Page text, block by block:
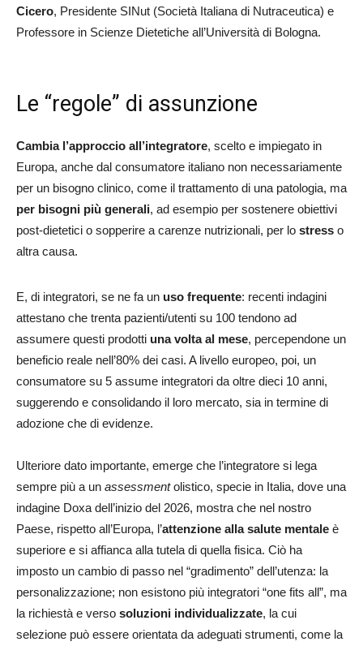
Cicero, Presidente SINut (Società Italiana di Nutraceutica) e
Professore in Scienze Dietetiche all’Università di Bologna.
Le “regole” di assunzione
Cambia l’approccio all’integratore, scelto e impiegato in
Europa, anche dal consumatore italiano non necessariamente
per un bisogno clinico, come il trattamento di una patologia, ma
per bisogni più generali, ad esempio per sostenere obiettivi
post-dietetici o sopperire a carenze nutrizionali, per lo stress o
altra causa.
E, di integratori, se ne fa un uso frequente: recenti indagini
attestano che trenta pazienti/utenti su 100 tendono ad
assumere questi prodotti una volta al mese, percependone un
beneficio reale nell’80% dei casi. A livello europeo, poi, un
consumatore su 5 assume integratori da oltre dieci 10 anni,
suggerendo e consolidando il loro mercato, sia in termine di
adozione che di evidenze.
Ulteriore dato importante, emerge che l’integratore si lega
sempre più a un assessmentolistico, specie in Italia, dove una
indagine Doxa dell’inizio del 2026, mostra che nel nostro
Paese, rispetto all’Europa, l’attenzione alla salute mentale è
superiore e si affianca alla tutela di quella fisica. Ciò ha
imposto un cambio di passo nel “gradimento” dell’utenza: la
personalizzazione; non esistono più integratori “one fits all”, ma
la richiestà e verso soluzioni individualizzate, la cui
selezione può essere orientata da adeguati strumenti, come la